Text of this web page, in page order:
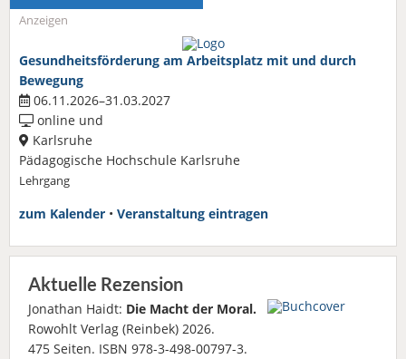
Anzeigen
Gesundheitsförderung am Arbeitsplatz mit und durch
Bewegung
06.11.2026–31.03.2027
online und
Karlsruhe
Pädagogische Hochschule Karlsruhe
Lehrgang
zum Kalender • Veranstaltung eintragen
Aktuelle Rezension
Jonathan Haidt: Die Macht der Moral.
Rowohlt Verlag (Reinbek) 2026.
475 Seiten. ISBN 978-3-498-00797-3.